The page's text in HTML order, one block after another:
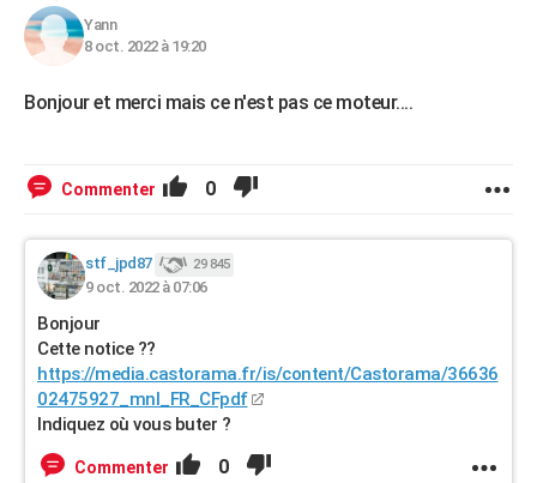
Yann
8 oct. 2022 à 19:20
Bonjour et merci mais ce n'est pas ce moteur....
Commenter 0
stf_jpd87 29 845
9 oct. 2022 à 07:06
Bonjour
Cette notice ??
https://media.castorama.fr/is/content/Castorama/36636
02475927_mnl_FR_CFpdf
Indiquez où vous buter ?
Commenter 0